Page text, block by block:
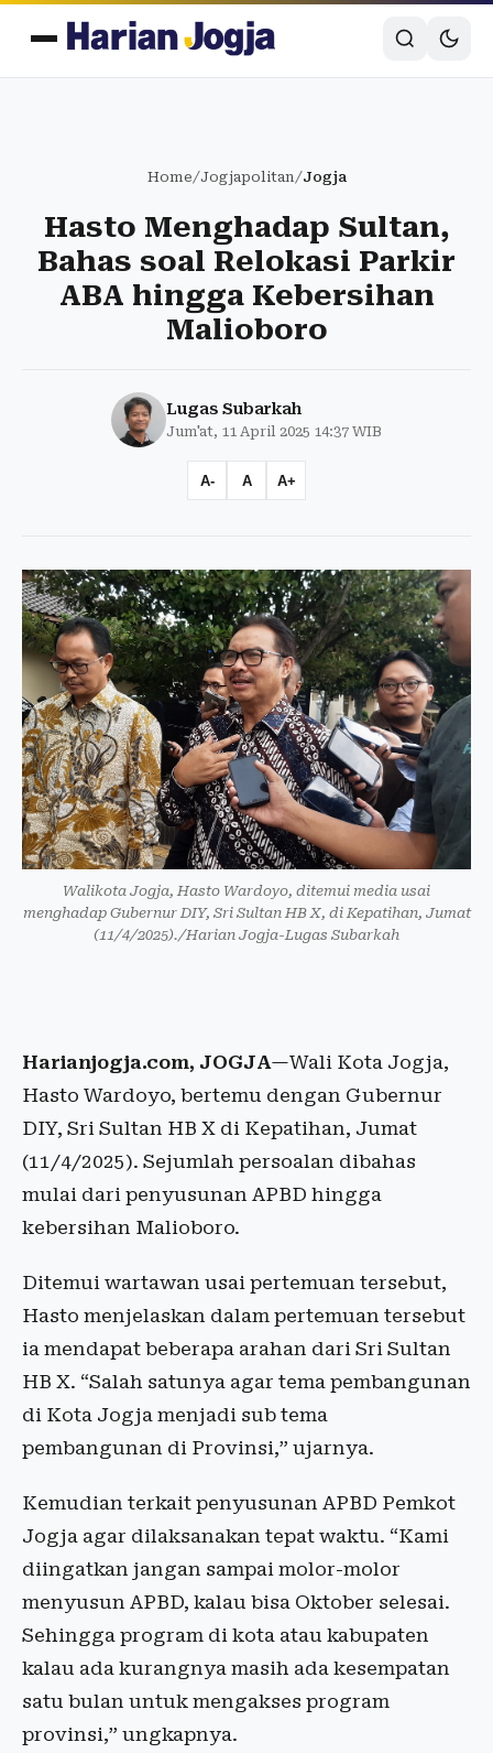
Home/Jogjapolitan/Jogja
Hasto Menghadap Sultan,
Bahas soal Relokasi Parkir
ABA hingga Kebersihan
Malioboro
Lugas Subarkah
Jum'at, 11 April 2025 14:37 WIB
A- A A+
Walikota Jogja, Hasto Wardoyo, ditemui media usai
menghadap Gubernur DIY, Sri Sultan HB X, di Kepatihan, Jumat
(11/4/2025)./Harian Jogja-Lugas Subarkah
Harianjogja.com, JOGJA—Wali Kota Jogja,
Hasto Wardoyo, bertemu dengan Gubernur
DIY, Sri Sultan HB X di Kepatihan, Jumat
(11/4/2025). Sejumlah persoalan dibahas
mulai dari penyusunan APBD hingga
kebersihan Malioboro.
Ditemui wartawan usai pertemuan tersebut,
Hasto menjelaskan dalam pertemuan tersebut
ia mendapat beberapa arahan dari Sri Sultan
HB X. “Salah satunya agar tema pembangunan
di Kota Jogja menjadi sub tema
pembangunan di Provinsi,” ujarnya.
Kemudian terkait penyusunan APBD Pemkot
Jogja agar dilaksanakan tepat waktu. “Kami
diingatkan jangan sampai molor-molor
menyusun APBD, kalau bisa Oktober selesai.
Sehingga program di kota atau kabupaten
kalau ada kurangnya masih ada kesempatan
satu bulan untuk mengakses program
provinsi,” ungkapnya.